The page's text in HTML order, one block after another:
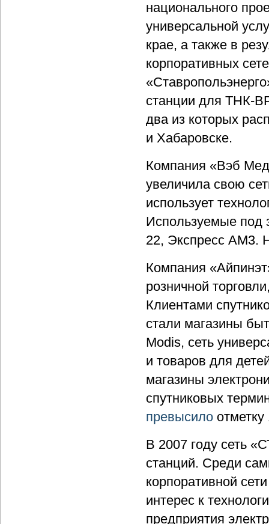
национального
универсальной
крае, а также в
корпоративных
станции для ТНК-
два из которых
и Хабаровске.
Компания «Вэб
увеличила свою
использует
Используемые под
22, Экспресс АМ3.
Компания
розничной
Клиентами
стали магазины
Modis, сеть
и товаров для
магазины
спутниковых
превысило отметку
В 2007 году сеть
станций. Среди
корпоративной
интерес к
предприятия